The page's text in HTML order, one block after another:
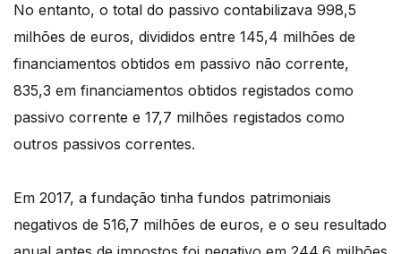
No entanto, o total do passivo contabilizava 998,5
milhões de euros, divididos entre 145,4 milhões de
financiamentos obtidos em passivo não corrente,
835,3 em financiamentos obtidos registados como
passivo corrente e 17,7 milhões registados como
outros passivos correntes.
Em 2017, a fundação tinha fundos patrimoniais
negativos de 516,7 milhões de euros, e o seu resultado